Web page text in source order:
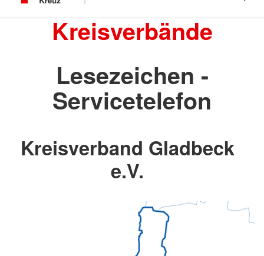
Kreisverbände
Lesezeichen -
Servicetelefon
Kreisverband Gladbeck
e.V.